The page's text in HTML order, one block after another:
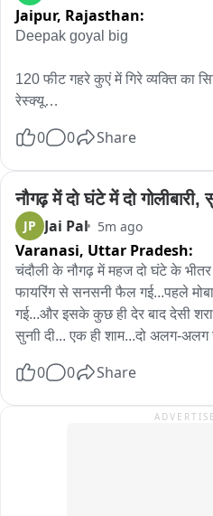
भाजपचे काही नेते म्हणतायेत की GEN
दुसरीकडे सरसंघचालक म्हणतात की,
शकत नाहीत..
Gen Z यांनी नरेंद्र मोदी आणि अमित
त्या भूमिकेशी मोहन भागवत सहमत
मोहन भागवत यांनी सांगितलं होतं की,
पाहिजेत. मोदींनी सत्तरी ओलांडली आहे.
विजय चौधरी महामंत्री राहिले आहेत
ऑडिओ व्हायरल झालेले आहेत त्यातून
ऑडिओ आहे त्यातील एक एक बाहेर
Jaipur, Rajasthan:
Deepak goyal big
120 फीट गहरे कुएं में गिरे व्यक्ति का
रेस्क्यू
आज दिनांक 8 अगस्त 2026 को
एक व्यक्ति करीब 120 फीट गहरे कुएं
व्यक्ति जीवित था और उसे तत्काल
सूचना मिलते ही उप नियंत्रक श्री
रेस्क्यू टीम तत्काल घटनास्थल के लिए
रेस्क्यू ऑपरेशन शुरू किया।
सिविल डिफेंस 팀 ने करीब आधे घंटे
तरीके से कुएं में गिरे व्यक्ति तक पहुंच
निकाल लिया।
0 0 Share
नौगढ़ में दो घंटे में दो गोलीबारी,
JP Jai Pal 5m ago
Varanasi, Uttar Pradesh:
चंदौली के नौगढ़ में महज दो घंटे के
फायरिंग से सनसनी फैल गई...पहले
गई...और इसके कुछ ही देर बाद देसी
सुनाी दी... एक ही शाम...दो अलग-अलग
इन दो फायरिंग की वारदातों के
0 0 Share